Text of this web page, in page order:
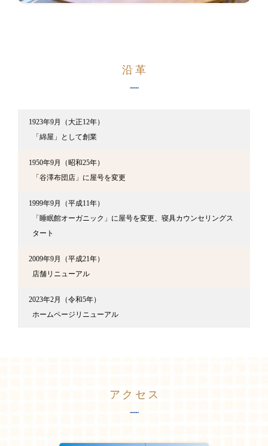
沿革
1923年9月（大正12年）
「綿屋」として創業
1950年9月（昭和25年）
「谷澤布団店」に屋号を変更
1999年9月（平成11年）
「睡眠館オーガニック」に屋号を変更、寝具カウンセリングス
タート
2009年9月（平成21年）
店舗リニューアル
2023年2月（令和5年）
ホームページリニューアル
アクセス